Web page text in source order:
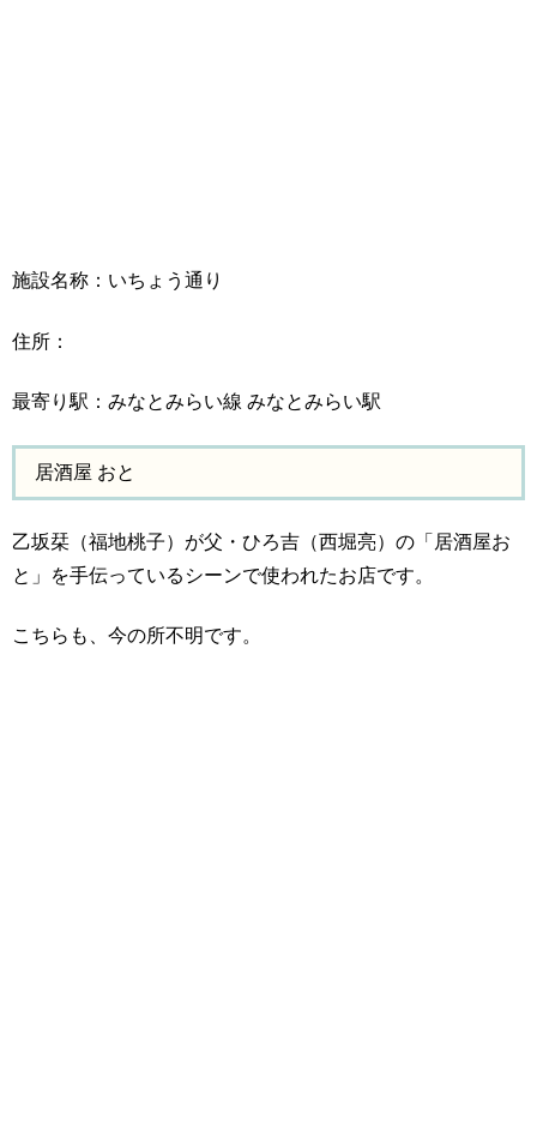
施設名称：いちょう通り
住所：
最寄り駅：みなとみらい線 みなとみらい駅
居酒屋 おと
乙坂栞（福地桃子）が父・ひろ吉（西堀亮）の「居酒屋お
と」を手伝っているシーンで使われたお店です。
こちらも、今の所不明です。